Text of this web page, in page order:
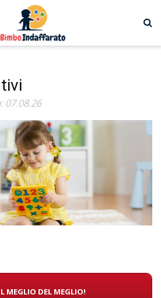
07.08.26
MEGLIO DEL MEGLIO!